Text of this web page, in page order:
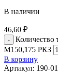
В наличии
46,60 ₽
Количество
М150,175 РКЗ
В корзину
Артикул: 190-01